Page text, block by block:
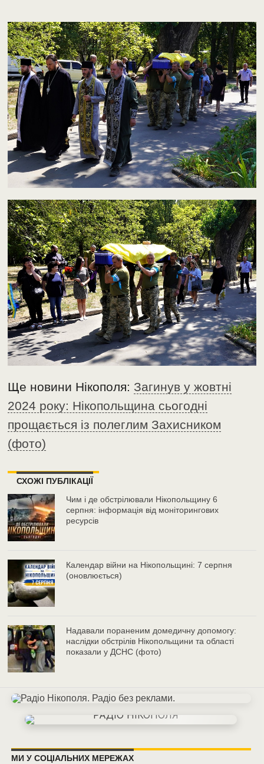
Ще новини Нікополя: Загинув у жовтні
2024 року: Нікопольщина сьогодні
прощається із полеглим Захисником
(фото)
СХОЖІ ПУБЛІКАЦІЇ
Чим і де обстрілювали Нікопольщину 6
серпня: інформація від моніторингових
ресурсів
Календар війни на Нікопольщині: 7 серпня
(оновлюється)
Надавали пораненим домедичну допомогу:
наслідки обстрілів Нікопольщини та області
показали у ДСНС (фото)
МИ У СОЦІАЛЬНИХ МЕРЕЖАХ